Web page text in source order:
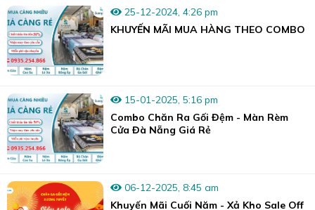
25-12-2024, 4:26 pm
KHUYẾN MÃI MUA HÀNG THEO COMBO
15-01-2025, 5:16 pm
Combo Chăn Ra Gối Đệm - Màn Rèm
Cửa Đà Nẵng Giá Rẻ
06-12-2025, 8:45 am
Khuyến Mãi Cuối Năm - Xả Kho Sale Off